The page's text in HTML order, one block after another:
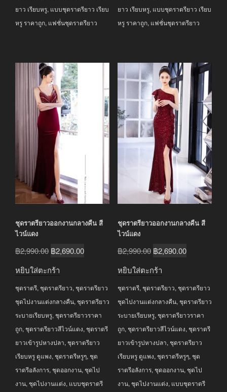
ยาว เรียบหรู, แบบชุดราตรียาว เรียบ
หรู ราคาถูก, แฟชั่นชุดราตรียาว
ยาว เรียบหรู, แบบชุดราตรียาว เรียบ
หรู ราคาถูก, แฟชั่นชุดราตรียาว
ชุดราตรียาวออกงานกลางคืน สี
ไวน์แดง
฿2,990.00 Original
฿2,990.00.
฿2,690.00Current
฿2,690.00.
หยิบใส่ตะกร้า
ชุดราตรี, ชุดราตรียาว, ชุดราตรียาว
ชุดไปงานแต่งกลางคืน, ชุดราตรียาว
ระบายเรียบหรู, ชุดราตรียาวราคา
ถูก, ชุดราตรียาวสีไวน์แดง, ชุดราตรี
ยาวเข้ารูปหางปลา, ชุดราตรียาว
เรียบหรู ดูแพง, ชุดราตรีหรูๆ, ชุด
ราตรีอลังการ, ชุดออกงาน, ชุดไป
งาน, ชุดไปงานแต่ง, แบบชุดราตรี
ชุดราตรียาวออกงานกลางคืน สี
ไวน์แดง
฿2,990.00 Original
฿2,990.00.
฿2,690.00Current
฿2,690.00.
หยิบใส่ตะกร้า
ชุดราตรี, ชุดราตรียาว, ชุดราตรียาว
ชุดไปงานแต่งกลางคืน, ชุดราตรียาว
ระบายเรียบหรู, ชุดราตรียาวราคา
ถูก, ชุดราตรียาวสีไวน์แดง, ชุดราตรี
ยาวเข้ารูปหางปลา, ชุดราตรียาว
เรียบหรู ดูแพง, ชุดราตรีหรูๆ, ชุด
ราตรีอลังการ, ชุดออกงาน, ชุดไป
งาน, ชุดไปงานแต่ง, แบบชุดราตรี